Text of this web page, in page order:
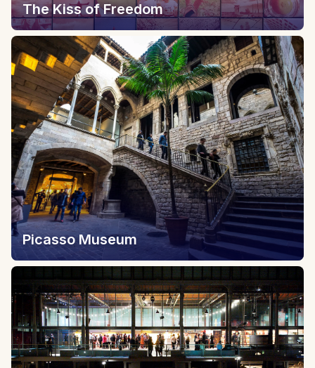
The Kiss of Freedom
Picasso Museum